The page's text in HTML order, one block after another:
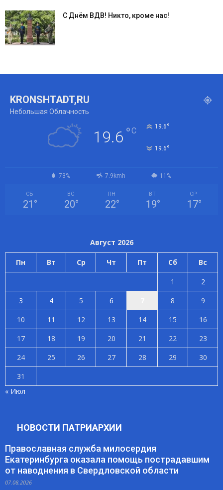
С Днём ВДВ! Никто, кроме нас!
KRONSHTADT,RU
Небольшая Облачность
19.6 °C 19.6°
19.6°
73% 7.9kmh 11%
СБ
21 °
ВС
20°
ПН
22°
ВТ
19°
СР
17°
Август 2026
Пн Вт Ср Чт Пт Сб Вс
1
2
3
4 5 6 8
9
10
11 12 13 14 15
16
17
18 19 20 21 22
23
24
25 26 27 28 29
30
31
« Июл
НОВОСТИ ПАТРИАРХИИ
Православная служба милосердия
Екатеринбурга оказала помощь пострадавшим
от наводнения в Свердловской области
07.08.2026